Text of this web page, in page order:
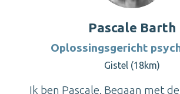
Pascale Barth
Oplossingsgericht
Gistel (18km)
Ik ben Pascale. Begaan met